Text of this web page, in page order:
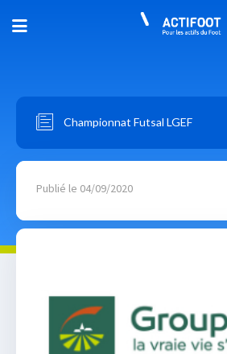
Championnat Futsal LGEF
Publié le 04/09/2020